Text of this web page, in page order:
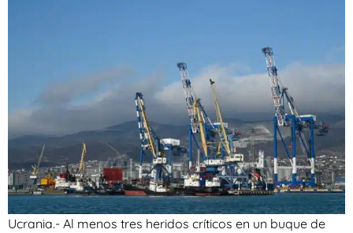
Ucrania.- Al menos tres heridos críticos en un buque de